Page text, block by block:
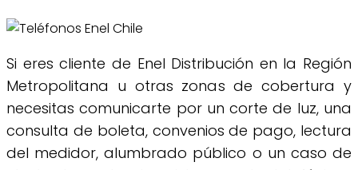
Si eres cliente de Enel Distribución en la Región
Metropolitana u otras zonas de cobertura y
necesitas comunicarte por un corte de luz, una
consulta de boleta, convenios de pago, lectura
del medidor, alumbrado público o un caso de